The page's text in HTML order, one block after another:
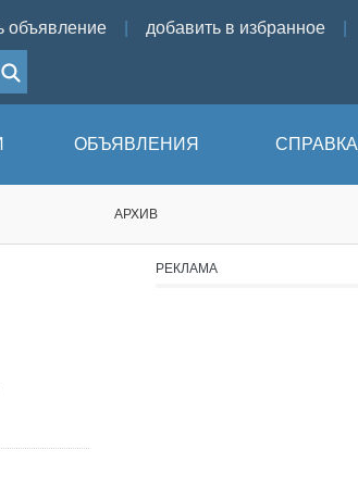
объявление добавить в избранное
ОБЪЯВЛЕНИЯ СПРАВКА
АРХИВ
РЕКЛАМА